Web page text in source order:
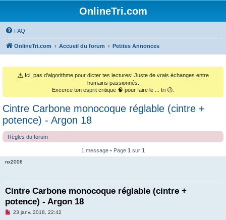
OnlineTri.com
FAQ
OnlineTri.com Accueil du forum Petites Annonces
⚠️ Ici, pas d'algorithme pour dicter tes lectures! Juste de vrais échanges entre
humains passionnés.
Excerce ton esprit critique 🧠 pour faire le ... tri 😉.
Cintre Carbone monocoque réglable (cintre +
potence) - Argon 18
Règles du forum
1 message • Page 1 sur 1
nx2006
Cintre Carbone monocoque réglable (cintre +
potence) - Argon 18
M23 janv. 2018, 22:42